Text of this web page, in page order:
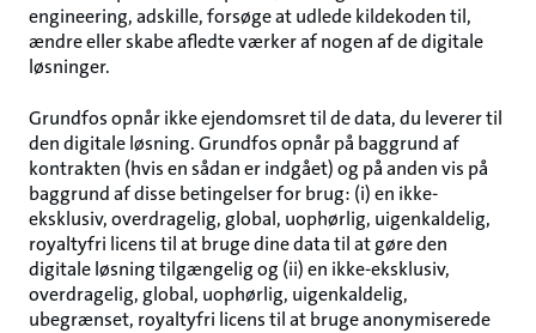
engineering, adskille, forsøge at udlede kildekoden til,
ændre eller skabe afledte værker af nogen af de digitale
løsninger.
Grundfos opnår ikke ejendomsret til de data, du leverer til
den digitale løsning. Grundfos opnår på baggrund af
kontrakten (hvis en sådan er indgået) og på anden vis på
baggrund af disse betingelser for brug: (i) en ikke-
eksklusiv, overdragelig, global, uophørlig, uigenkaldelig,
royaltyfri licens til at bruge dine data til at gøre den
digitale løsning tilgængelig og (ii) en ikke-eksklusiv,
overdragelig, global, uophørlig, uigenkaldelig,
ubegrænset, royaltyfri licens til at bruge anonymiserede